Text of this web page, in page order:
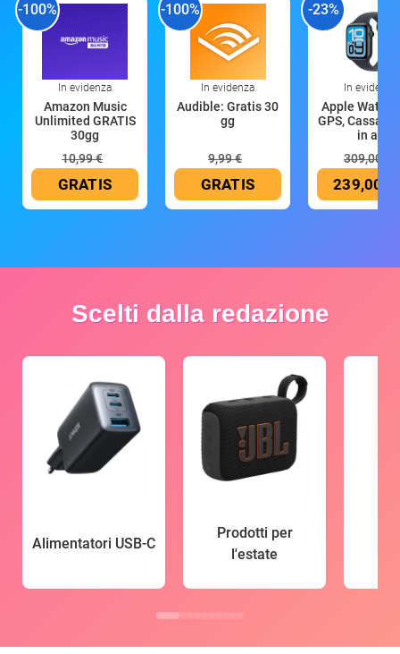
-100%
In evidenza
Amazon Music
Unlimited GRATIS
30gg
10,99 €
GRATIS
-100%
In evidenza
Audible: Gratis 30
gg
9,99 €
GRATIS
-23%
In evidenza
Apple Watch
GPS, Cassa
in all
309,00 €
239,00 €
Scelti dalla redazione
Alimentatori USB-C
Prodotti per
l'estate